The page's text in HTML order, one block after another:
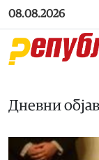
Skip to main content
08.08.2026
Дневни